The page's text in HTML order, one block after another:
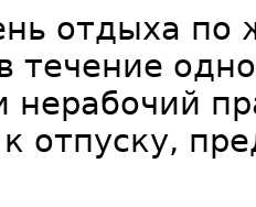
отдыха
течение
нерабочий
отпуску,